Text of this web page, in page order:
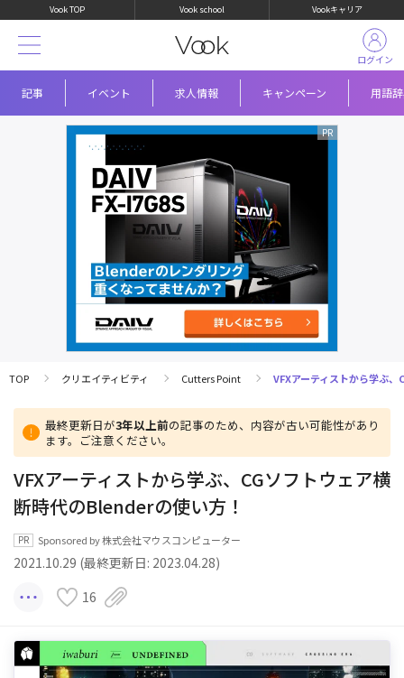
Vook TOP Vook school Vookキャリア
記事 イベント 求人情報 キャンペーン 用語
ログイン
TOP クリエイティビティ Cutters Point VFXアーティストから学ぶ、
最終更新日が3年以上前の記事のため、内容が古い可能性があり
ます。ご注意ください。
VFXアーティストから学ぶ、CGソフトウェア横
断時代のBlenderの使い方！
Sponsored by 株式会社マウスコンピューター
2021.10.29 (最終更新日: 2023.04.28)
16